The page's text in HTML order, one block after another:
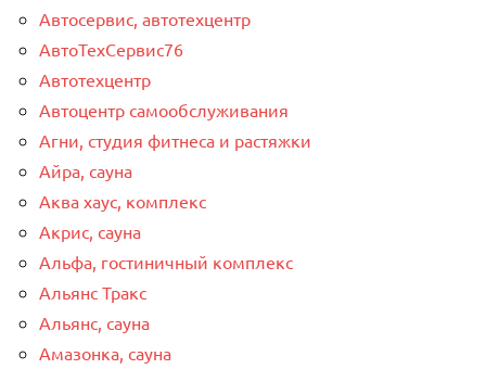
Автосервис, автотехцентр
АвтоТехСервис76
Автотехцентр
Автоцентр самообслуживания
Агни, студия фитнеса и растяжки
Айра, сауна
Аква хаус, комплекс
Акрис, сауна
Альфа, гостиничный комплекс
Альянс Тракс
Альянс, сауна
Амазонка, сауна